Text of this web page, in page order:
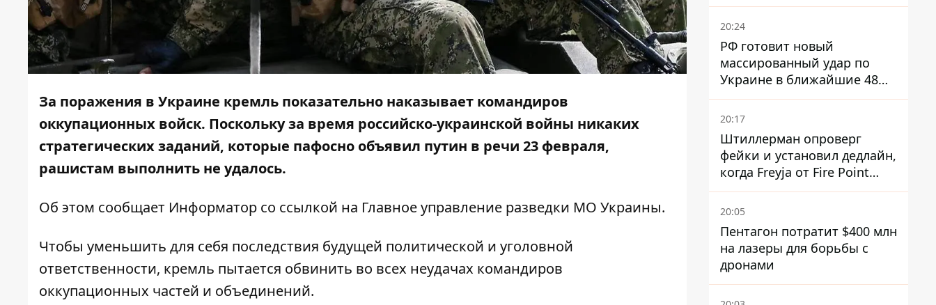
За поражения в Украине кремль показательно наказывает командиров
оккупационных войск. Поскольку за время российско-украинской войны никаких
стратегических заданий, которые пафосно объявил путин в речи 23 февраля,
рашистам выполнить не удалось.
Об этом сообщает Информатор со ссылкой на Главное управление разведки МО Украины.
Чтобы уменьшить для себя последствия будущей политической и уголовной
ответственности, кремль пытается обвинить во всех неудачах командиров
оккупационных частей и объединений.
Россией
20:24
РФ готовит новый
массированный удар по
Украине в ближайшие 48
часов – разведка США
20:17
Штиллерман опроверг
фейки и установил дедлайн,
когда Freyja от Fire Point
полноценно заработает
против баллистики
20:05
Пентагон потратит $400 млн
на лазеры для борьбы с
дронами